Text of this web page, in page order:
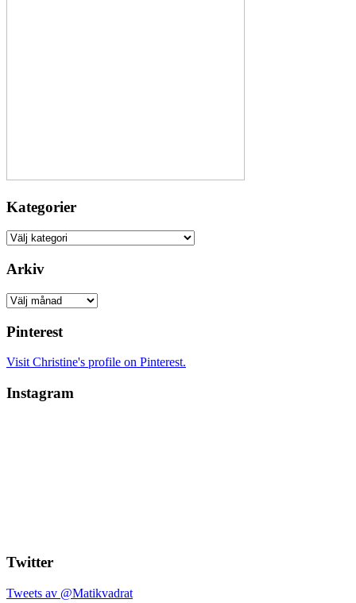
Kategorier
Kategorier
Arkiv
Arkiv
Pinterest
Visit Christine's profile on Pinterest.
Instagram
Twitter
Tweets av @Matikvadrat